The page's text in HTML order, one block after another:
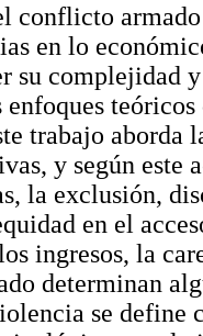
conflicto
en lo
su complejidad
enfoques
trabajo aborda
y según este
la exclusión,
en el
ingresos, la
determinan
se define